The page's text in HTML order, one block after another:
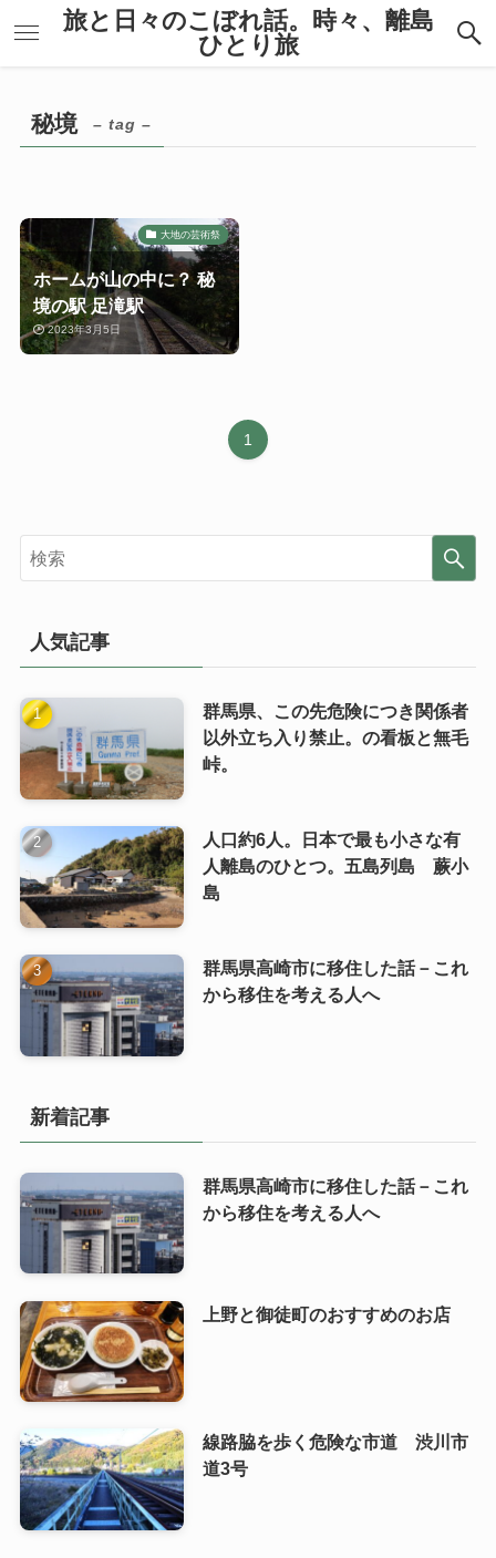
旅と日々のこぼれ話。時々、離島
ひとり旅
秘境 – tag –
大地の芸術祭
ホームが山の中に？ 秘
境の駅 足滝駅
2023年3月5日
1
人気記事
群馬県、この先危険につき関係者
以外立ち入り禁止。の看板と無毛
峠。
人口約6人。日本で最も小さな有
人離島のひとつ。五島列島 蕨小
島
群馬県高崎市に移住した話－これ
から移住を考える人へ
新着記事
群馬県高崎市に移住した話－これ
から移住を考える人へ
上野と御徒町のおすすめのお店
線路脇を歩く危険な市道 渋川市
道3号